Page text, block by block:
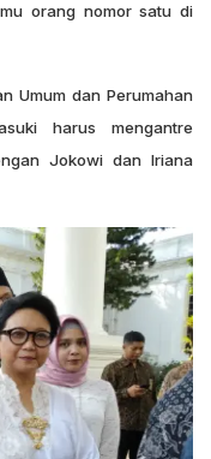
orang nomor satu di
Umum dan Perumahan
harus mengantre
Jokowi dan Iriana